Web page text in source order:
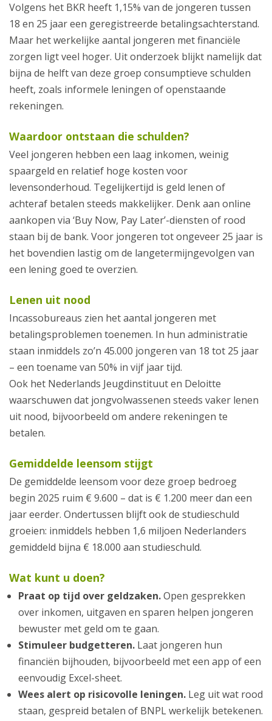
Volgens het BKR heeft 1,15% van de jongeren tussen
18 en 25 jaar een geregistreerde betalingsachterstand.
Maar het werkelijke aantal jongeren met financiële
zorgen ligt veel hoger. Uit onderzoek blijkt namelijk dat
bijna de helft van deze groep consumptieve schulden
heeft, zoals informele leningen of openstaande
rekeningen.
Waardoor ontstaan die schulden?
Veel jongeren hebben een laag inkomen, weinig
spaargeld en relatief hoge kosten voor
levensonderhoud. Tegelijkertijd is geld lenen of
achteraf betalen steeds makkelijker. Denk aan online
aankopen via ‘Buy Now, Pay Later’-diensten of rood
staan bij de bank. Voor jongeren tot ongeveer 25 jaar is
het bovendien lastig om de langetermijngevolgen van
een lening goed te overzien.
Lenen uit nood
Incassobureaus zien het aantal jongeren met
betalingsproblemen toenemen. In hun administratie
staan inmiddels zo’n 45.000 jongeren van 18 tot 25 jaar
– een toename van 50% in vijf jaar tijd.
Ook het Nederlands Jeugdinstituut en Deloitte
waarschuwen dat jongvolwassenen steeds vaker lenen
uit nood, bijvoorbeeld om andere rekeningen te
betalen.
Gemiddelde leensom stijgt
De gemiddelde leensom voor deze groep bedroeg
begin 2025 ruim € 9.600 – dat is € 1.200 meer dan een
jaar eerder. Ondertussen blijft ook de studieschuld
groeien: inmiddels hebben 1,6 miljoen Nederlanders
gemiddeld bijna € 18.000 aan studieschuld.
Wat kunt u doen?
Praat op tijd over geldzaken.Open gesprekken
over inkomen, uitgaven en sparen helpen jongeren
bewuster met geld om te gaan.
Stimuleer budgetteren. Laat jongeren hun
financiën bijhouden, bijvoorbeeld met een app of een
eenvoudig Excel-sheet.
Wees alert op risicovolle leningen. Leg uit wat rood
staan, gespreid betalen of BNPL werkelijk betekenen.